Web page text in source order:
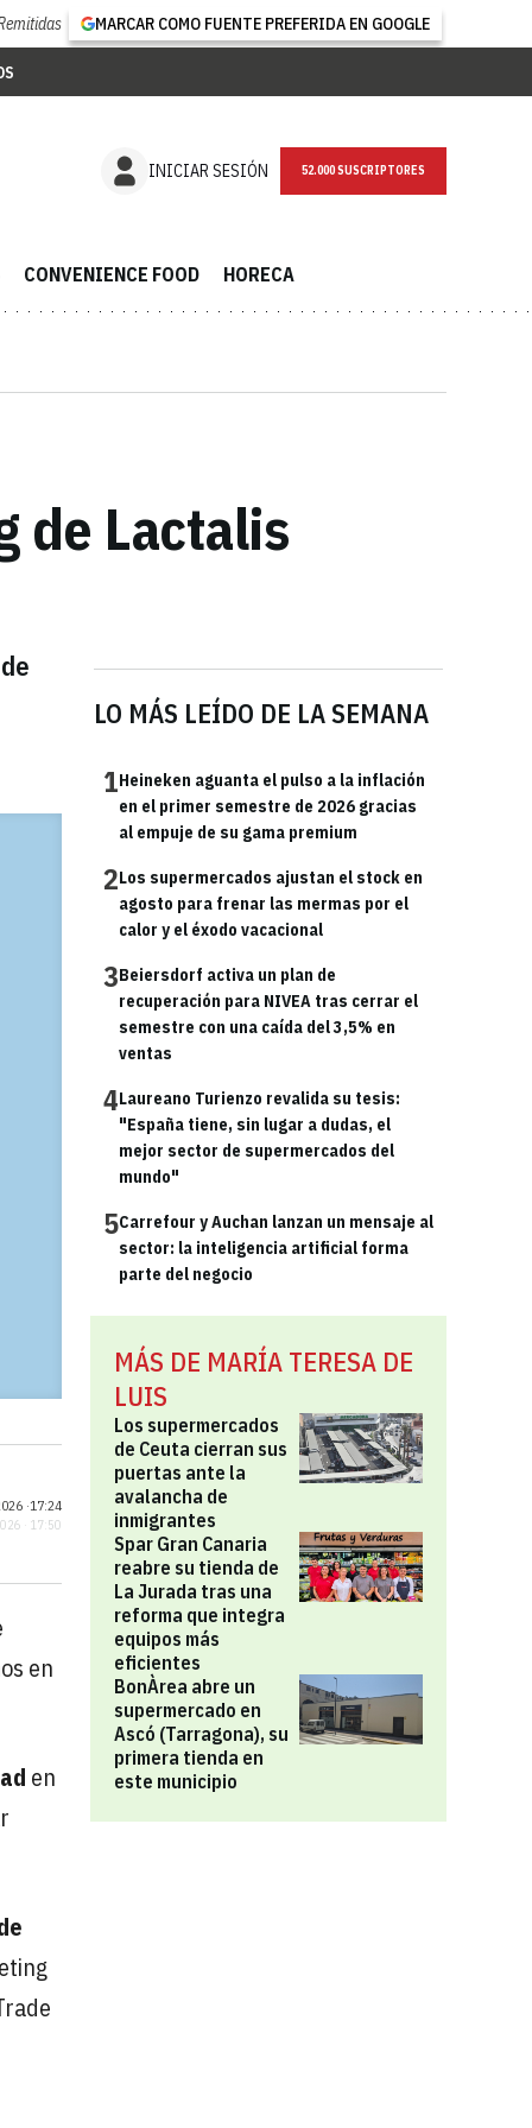
MARCAR COMO FUENTE PREFERIDA EN GOOGLE
INICIAR SESIÓN NEWSLETTER
CONVENIENCE FOOD HORECA
de Lactalis
LO MÁS LEÍDO DE LA SEMANA
1Heineken aguanta el pulso a la inflación
en el primer semestre de 2026 gracias
al empuje de su gama premium
2Los supermercados ajustan el stock en
agosto para frenar las mermas por el
calor y el éxodo vacacional
3Beiersdorf activa un plan de
recuperación para NIVEA tras cerrar el
semestre con una caída del 3,5% en
ventas
4Laureano Turienzo revalida su tesis:
"España tiene, sin lugar a dudas, el
mejor sector de supermercados del
mundo"
5Carrefour y Auchan lanzan un mensaje al
sector: la inteligencia artificial forma
parte del negocio
MÁS DE MARÍA TERESA DE
LUIS
Los supermercados
de Ceuta cierran sus
puertas ante la
avalancha de
inmigrantes
Spar Gran Canaria
reabre su tienda de
La Jurada tras una
reforma que integra
equipos más
eficientes
BonÀrea abre un
supermercado en
Ascó (Tarragona), su
primera tienda en
este municipio
·17:24
· 17:50
en
en